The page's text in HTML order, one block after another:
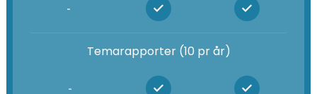
-
Temarapporter (10 pr år)
-